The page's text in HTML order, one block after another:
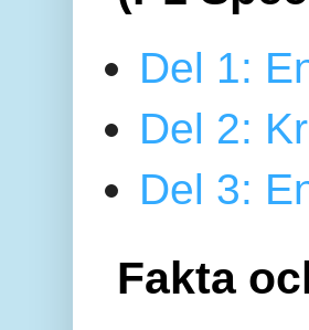
Del 1:
Del 2:
Del 3:
Fakta